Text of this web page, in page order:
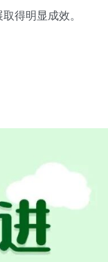
得明显成效。